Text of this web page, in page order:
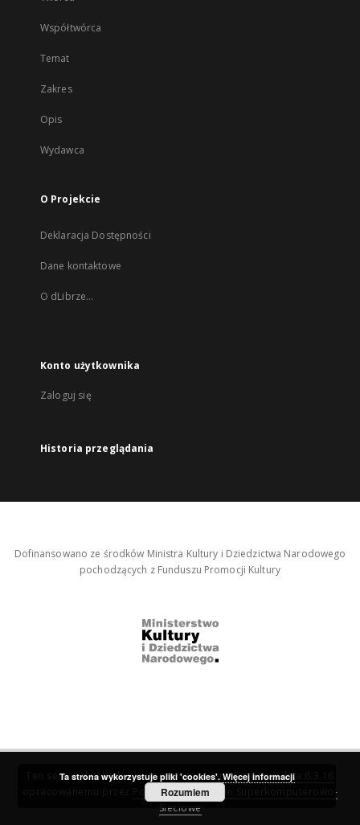
Współtwórca
Temat
Zakres
Opis
Wydawca
O Projekcie
Deklaracja Dostępności
Dane kontaktowe
O dLibrze...
Konto użytkownika
Zaloguj się
Historia przeglądania
Dofinansowano ze środków Ministra Kultury i Dziedzictwa Narodowego
pochodzących z Funduszu Promocji Kultury
Ten serwis działa dzięki oprogramowaniuDInGO dLibra 6.3.16
Poznańskie Centrum Superkomputerowo-
Sieciowe
Ta strona wykorzystuje pliki 'cookies'. Więcej informacji
Rozumiem